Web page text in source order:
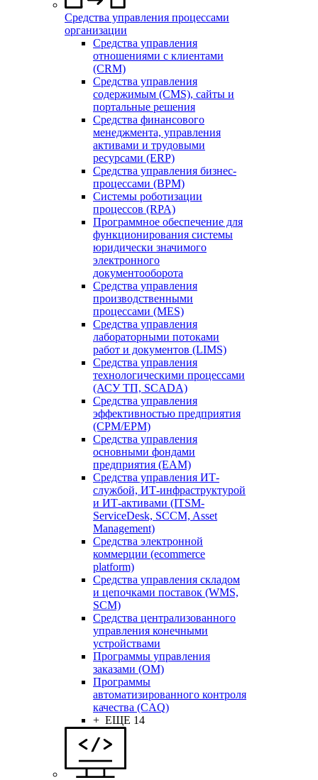
Средства управления процессами
организации
Средства управления
отношениями с клиентами
(CRM)
Средства управления
содержимым (CMS), сайты и
портальные решения
Средства финансового
менеджмента, управления
активами и трудовыми
ресурсами (ERP)
Средства управления бизнес-
процессами (BPM)
Системы роботизации
процессов (RPA)
Программное обеспечение для
функционирования системы
юридически значимого
электронного
документооборота
Средства управления
производственными
процессами (MES)
Средства управления
лабораторными потоками
работ и документов (LIMS)
Средства управления
технологическими процессами
(АСУ ТП, SCADA)
Средства управления
эффективностью предприятия
(CPM/EPM)
Средства управления
основными фондами
предприятия (EAM)
Средства управления ИТ-
службой, ИТ-инфраструктурой
и ИТ-активами (ITSM-
ServiceDesk, SCCM, Asset
Management)
Средства электронной
коммерции (ecommerce
platform)
Средства управления складом
и цепочками поставок (WMS,
SCM)
Средства централизованного
управления конечными
устройствами
Программы управления
заказами (OM)
Программы
автоматизированного контроля
качества (CAQ)
+ ЕЩЕ 14